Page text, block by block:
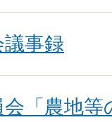
事録
「農地